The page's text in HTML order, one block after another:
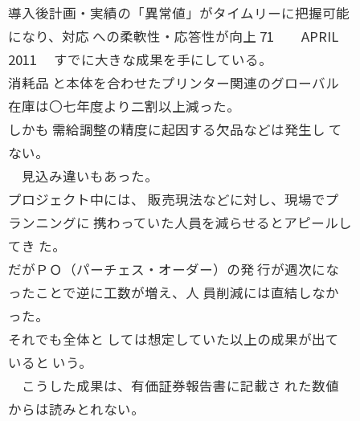
導入後計画・実績の「異常値」がタイムリーに把握可能
になり、対応 への柔軟性・応答性が向上 71 APRIL
2011 すでに大きな成果を手にしている。
消耗品 と本体を合わせたプリンター関連のグローバル
在庫は〇七年度より二割以上減った。
しかも 需給調整の精度に起因する欠品などは発生し て
ない。
見込み違いもあった。
プロジェクト中には、 販売現法などに対し、現場でプ
ランニングに 携わっていた人員を減らせるとアピールし
てき た。
だがＰＯ（パーチェス・オーダー）の発 行が週次にな
ったことで逆に工数が増え、人 員削減には直結しなか
った。
それでも全体と しては想定していた以上の成果が出て
いると いう。
こうした成果は、有価証券報告書に記載さ れた数値
からは読みとれない。